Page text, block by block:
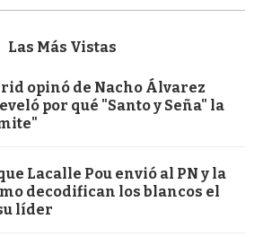
Las Más Vistas
opinó de Nacho Álvarez
por qué "Santo y Seña" la
Lacalle Pou envió al PN y la
decodifican los blancos el
líder